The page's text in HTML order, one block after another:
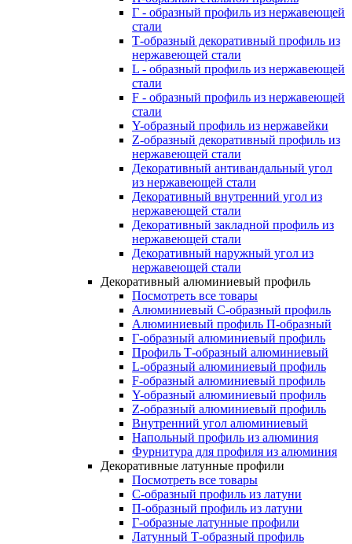
Г - образный профиль из нержавеющей
стали
Т-образный декоративный профиль из
нержавеющей стали
L - образный профиль из нержавеющей
стали
F - образный профиль из нержавеющей
стали
Y-образный профиль из нержавейки
Z-образный декоративный профиль из
нержавеющей стали
Декоративный антивандальный угол
из нержавеющей стали
Декоративный внутренний угол из
нержавеющей стали
Декоративный закладной профиль из
нержавеющей стали
Декоративный наружный угол из
нержавеющей стали
Декоративный алюминиевый профиль
Посмотреть все товары
Алюминиевый С-образный профиль
Алюминиевый профиль П-образный
Г-образный алюминиевый профиль
Профиль Т-образный алюминиевый
L-образный алюминиевый профиль
F-образный алюминиевый профиль
Y-образный алюминиевый профиль
Z-образный алюминиевый профиль
Внутренний угол алюминиевый
Напольный профиль из алюминия
Фурнитура для профиля из алюминия
Декоративные латунные профили
Посмотреть все товары
C-образный профиль из латуни
П-образный профиль из латуни
Г-образные латунные профили
Латунный Т-образный профиль